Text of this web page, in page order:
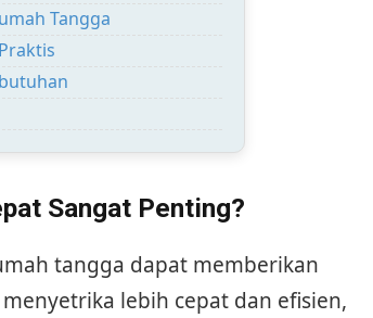
Tangga
Sangat Penting?
tangga dapat memberikan
lebih cepat dan efisien,